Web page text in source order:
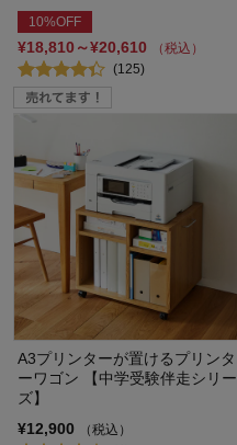
10%OFF
¥18,810～¥20,610
（税込）
(125)
A3プリンターが置けるプリンタ
ーワゴン 【中学受験伴走シリー
ズ】
¥12,900
（税込）